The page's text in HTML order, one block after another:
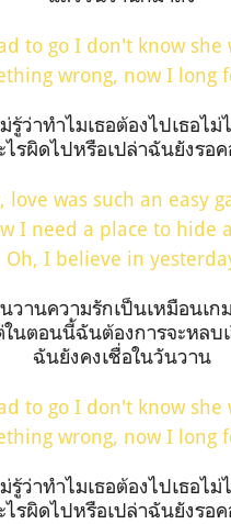
to go I don't know she
wrong, now I long
รู้ว่าทำไมเธอต้องไปเธอไม่
รผิดไปหรือเปล่าฉันยังรอ
love was such an easy
I need a place to hide
Oh, I believe in
วานความรักเป็นเหมือนเก
ในตอนนี้ฉันต้องการจะหลบเ
ฉันยังคงเชื่อในวันวาน
to go I don't know she
wrong, now I long
รู้ว่าทำไมเธอต้องไปเธอไม่
รผิดไปหรือเปล่าฉันยังรอ